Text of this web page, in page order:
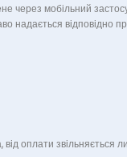
через мобільний
надається відповідно
оплати звільняється